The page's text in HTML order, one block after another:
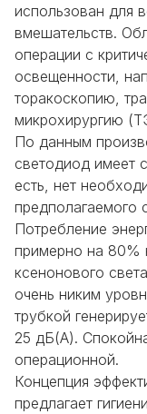
использован для
вмешательств.
операции с
освещенности,
торакоскопию,
микрохирургию
По данным
светодиод имеет
есть, нет
предполагаемого
Потребление
примерно на 80%
ксенонового
очень никим
трубкой
25 дБ(А).
операционной.
Концепция
предлагает